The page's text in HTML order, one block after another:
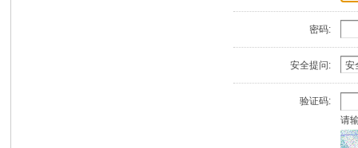
密码:
安全提问:
验证码:
请